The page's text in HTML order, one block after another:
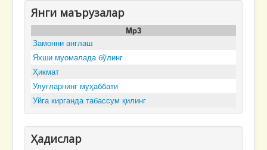
Янги маърузалар
Mp3
Замонни англаш
Яхши муомалада бўлинг
Ҳикмат
Улуғларнинг муҳаббати
Уйга кирганда табассум қилинг
Ҳадислар